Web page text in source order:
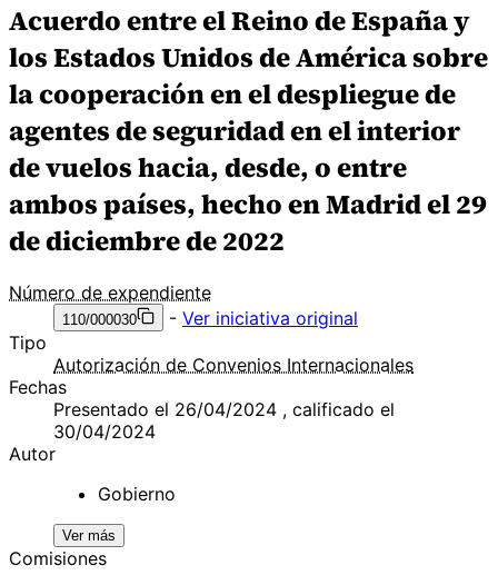
Acuerdo entre el Reino de España y
los Estados Unidos de América sobre
la cooperación en el despliegue de
agentes de seguridad en el interior
de vuelos hacia, desde, o entre
ambos países, hecho en Madrid el 29
de diciembre de 2022
Número de expendiente
110/000030 - Ver iniciativa original
Tipo
Autorización de Convenios Internacionales
Fechas
Presentado el 26/04/2024 , calificado el
30/04/2024
Autor
Gobierno
Ver más
Comisiones